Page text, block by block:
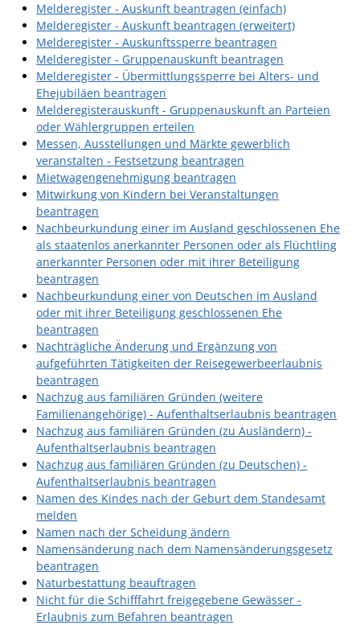
Melderegister - Auskunft beantragen (einfach)
Melderegister - Auskunft beantragen (erweitert)
Melderegister - Auskunftssperre beantragen
Melderegister - Gruppenauskunft beantragen
Melderegister - Übermittlungssperre bei Alters- und
Ehejubiläen beantragen
Melderegisterauskunft - Gruppenauskunft an Parteien
oder Wählergruppen erteilen
Messen, Ausstellungen und Märkte gewerblich
veranstalten - Festsetzung beantragen
Mietwagengenehmigung beantragen
Mitwirkung von Kindern bei Veranstaltungen
beantragen
Nachbeurkundung einer im Ausland geschlossenen Ehe
als staatenlos anerkannter Personen oder als Flüchtling
anerkannter Personen oder mit ihrer Beteiligung
beantragen
Nachbeurkundung einer von Deutschen im Ausland
oder mit ihrer Beteiligung geschlossenen Ehe
beantragen
Nachträgliche Änderung und Ergänzung von
aufgeführten Tätigkeiten der Reisegewerbeerlaubnis
beantragen
Nachzug aus familiären Gründen (weitere
Familienangehörige) - Aufenthaltserlaubnis beantragen
Nachzug aus familiären Gründen (zu Ausländern) -
Aufenthaltserlaubnis beantragen
Nachzug aus familiären Gründen (zu Deutschen) -
Aufenthaltserlaubnis beantragen
Namen des Kindes nach der Geburt dem Standesamt
melden
Namen nach der Scheidung ändern
Namensänderung nach dem Namensänderungsgesetz
beantragen
Naturbestattung beauftragen
Nicht für die Schifffahrt freigegebene Gewässer -
Erlaubnis zum Befahren beantragen